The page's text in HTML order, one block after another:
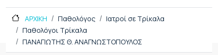
ΑΡΧΙΚΗ Παθολόγος
Ιατροί σε Τρίκαλα
Παθολόγοι Τρίκαλα
ΠΑΝΑΓΙΩΤΗΣ Θ. ΑΝΑΓΝΩΣΤΟΠΟΥΛΟΣ